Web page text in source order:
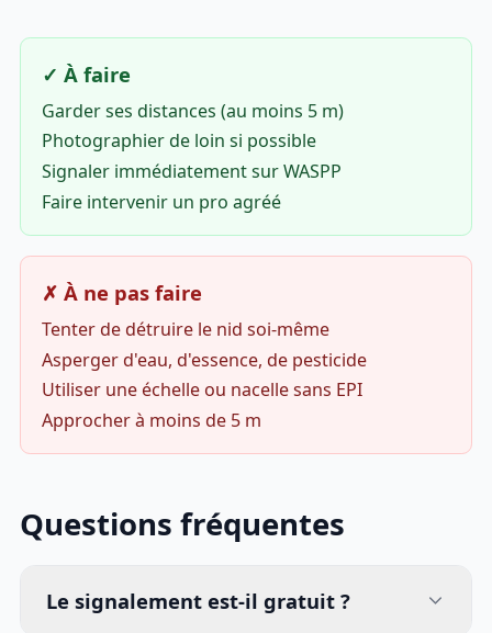
✓ À faire
Garder ses distances (au moins 5 m)
Photographier de loin si possible
Signaler immédiatement sur WASPP
Faire intervenir un pro agréé
✗ À ne pas faire
Tenter de détruire le nid soi-même
Asperger d'eau, d'essence, de pesticide
Utiliser une échelle ou nacelle sans EPI
Approcher à moins de 5 m
Questions fréquentes
Le signalement est-il gratuit ?